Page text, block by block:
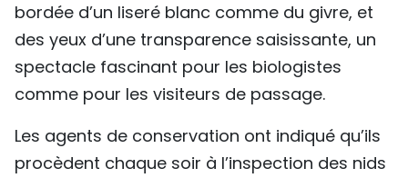
ESPAÑOL
bordée d’un liseré blanc comme du givre, et
des yeux d’une transparence saisissante, un
spectacle fascinant pour les biologistes
comme pour les visiteurs de passage.
Les agents de conservation ont indiqué qu’ils
procèdent chaque soir à l’inspection des nids